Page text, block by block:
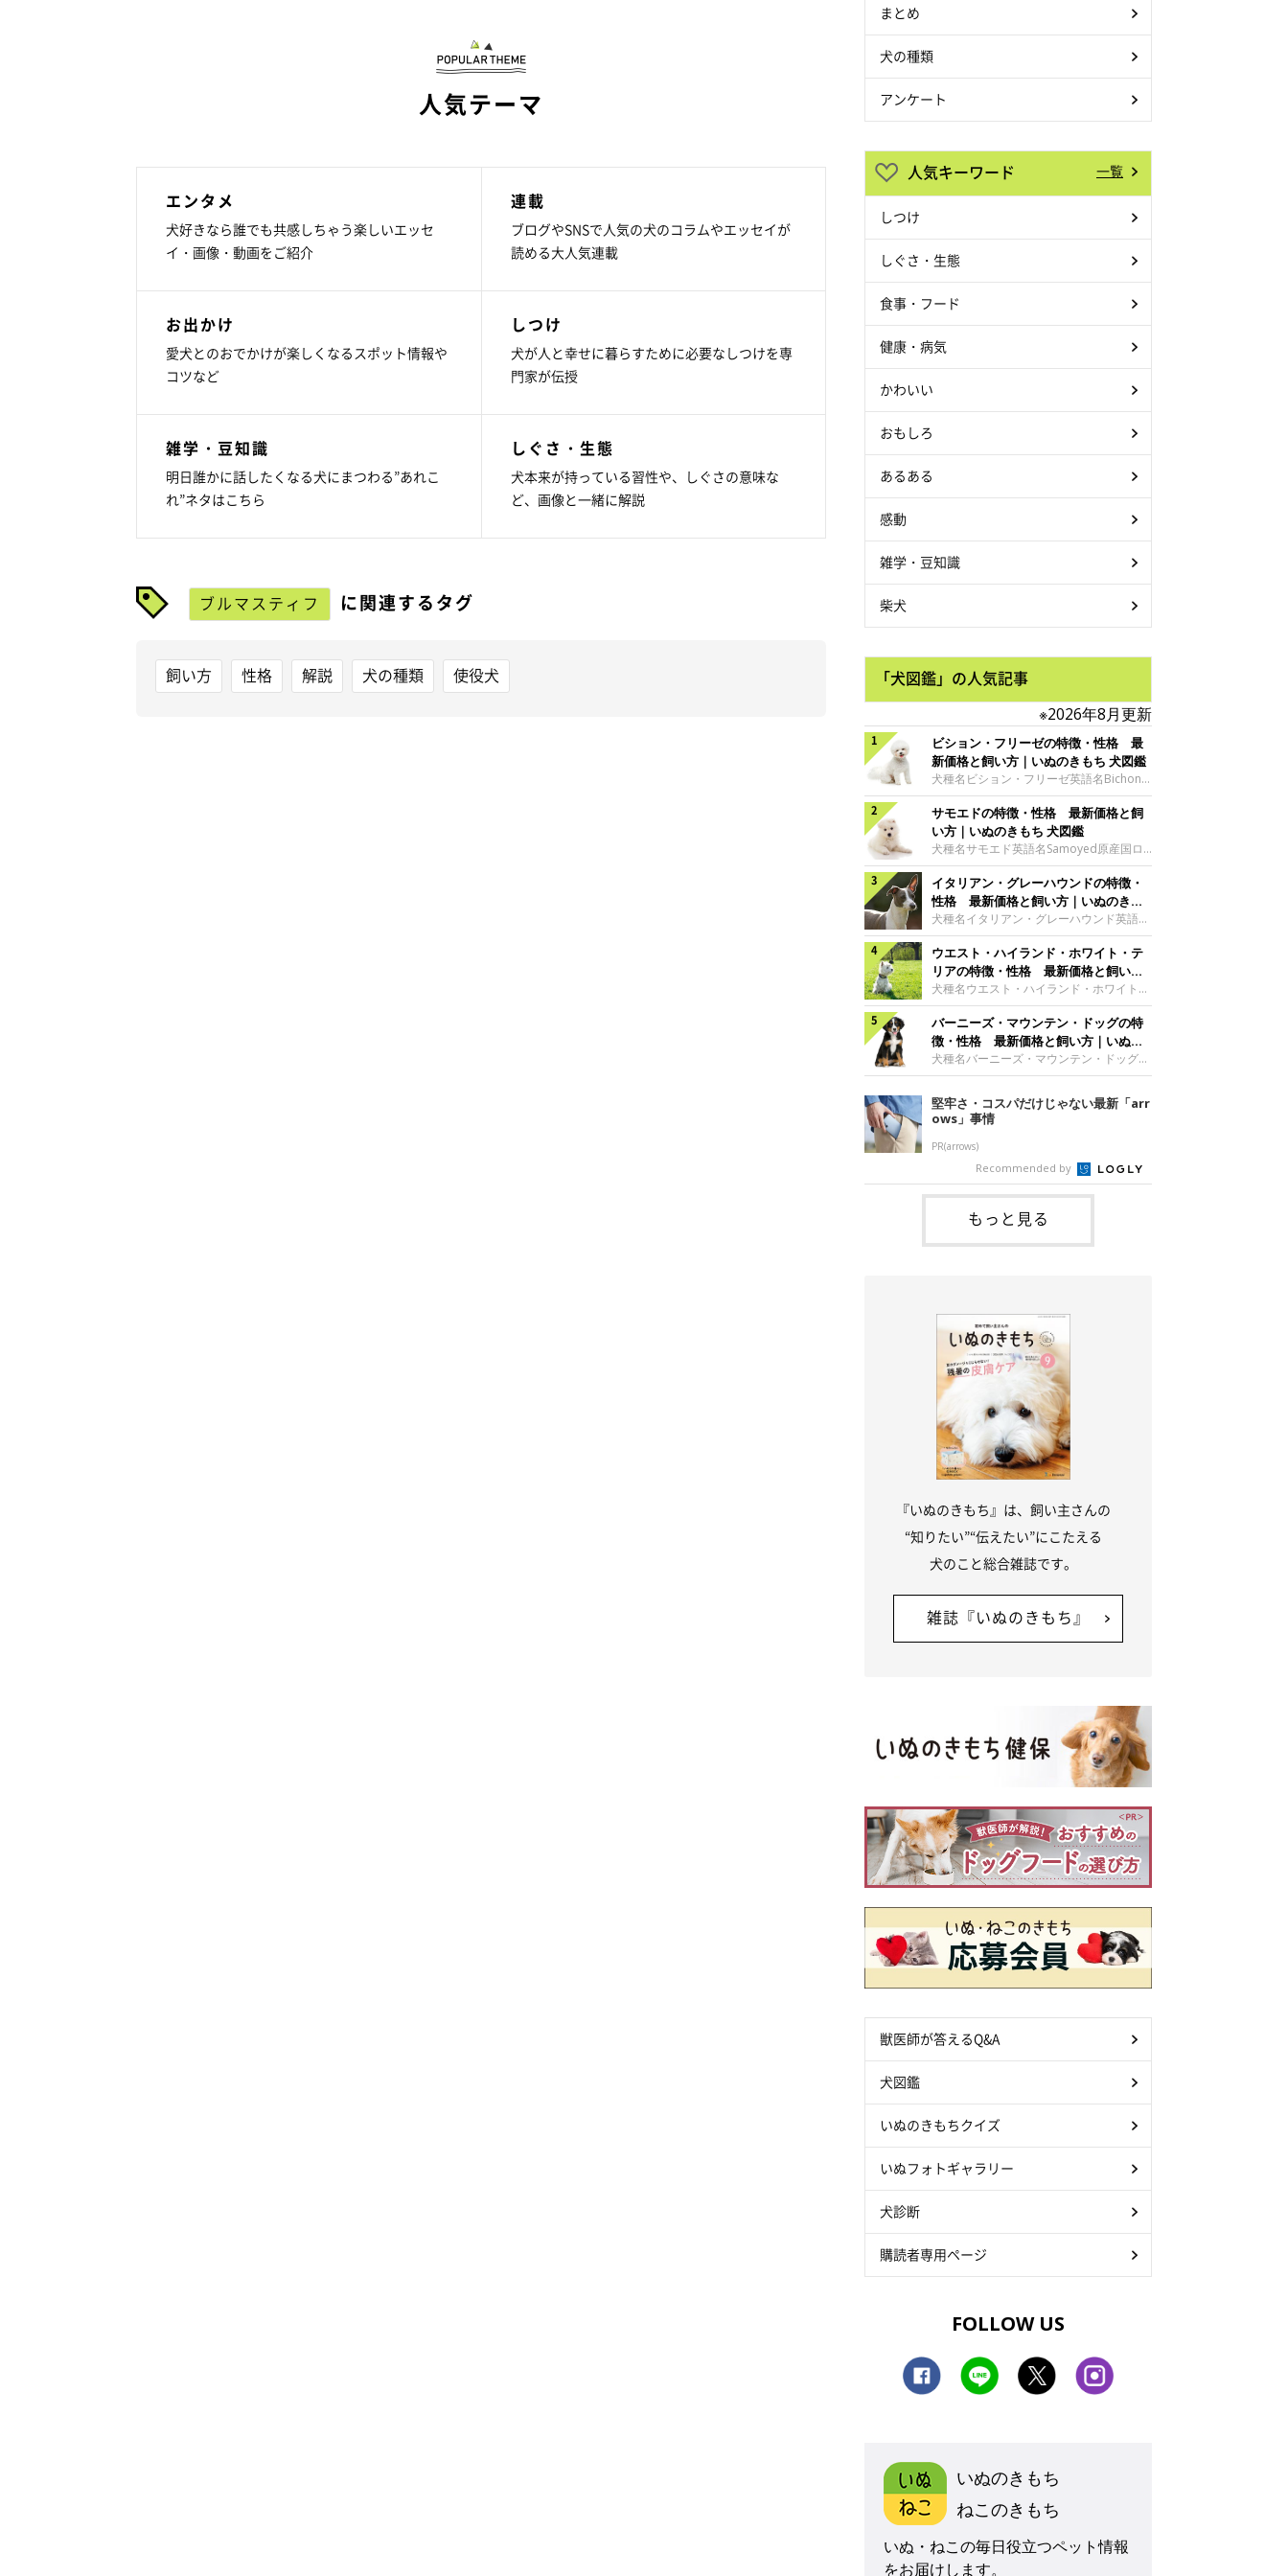
人気テーマ
エンタメ
犬好きなら誰でも共感しちゃう楽しいエッセ
イ・画像・動画をご紹介
連載
ブログやSNSで人気の犬のコラムやエッセイが
読める大人気連載
お出かけ
愛犬とのおでかけが楽しくなるスポット情報や
コツなど
しつけ
犬が人と幸せに暮らすために必要なしつけを専
門家が伝授
雑学・豆知識
明日誰かに話したくなる犬にまつわる”あれこ
れ”ネタはこちら
しぐさ・生態
犬本来が持っている習性や、しぐさの意味な
ど、画像と一緒に解説
ブルマスティフ に関連するタグ
飼い方 性格 解説 犬の種類 使役犬
まとめ
犬の種類
アンケート
人気キーワード 一覧
しつけ
しぐさ・生態
食事・フード
健康・病気
かわいい
おもしろ
あるある
感動
雑学・豆知識
柴犬
「犬図鑑」の人気記事
※2026年8月更新
ビション・フリーゼの特徴・性格 最
新価格と飼い方｜いぬのきもち 犬図鑑
犬種名ビション・フリーゼ英語名Bichon
Frise原産国フランス、ベルギーサイズ小
型犬グループ愛玩犬 ビション・フリーゼ
の魅力ビジョン・フリーゼの特徴といえ
ば、なんといっても綿毛のようにふわふわ
した純白の被毛。ビション・フリーゼのト
レードマークともいえる、綿アメのような
丸いカットスタイルは、アメリカ人のトリ
マーが考案したもので、「パウダー・パ
フ」と呼ばれます。真っ白な毛色にパッチ
リとくるくる動く大きな瞳と、黒々とした
鼻、短めのマズルが豊かな表情をつくって
います。※参考／『日本と世界の犬のカタ
ログ』（
サモエドの特徴・性格 最新価格と飼
い方｜いぬのきもち 犬図鑑
犬種名サモエド英語名Samoyed原産国ロ
シアサイズ大型犬グループ原始的な犬・ス
ピッツ サモエドの魅力雪のように白いふ
わふわした外見が愛らしくてユニークなサ
モエド。何世紀にも渡って遊牧民とともに
移動し、トナカイの群れの管理などをして
いたこともあって、人と友好的な関係を築
ける犬種です。日本スピッツの大型版のよ
うだからか、日本でも親しみを持たれやす
く、とくに独特の笑顔が特徴で、「サモエ
ド・スマイル」で飼い主さんを癒してくれ
る優しい犬です。※参考／『日本と世界の
犬のカタログ』（成美堂出版）性格サモエ
ドの性格は
イタリアン・グレーハウンドの特徴・
性格 最新価格と飼い方｜いぬのきも
ち 犬図鑑
犬種名イタリアン・グレーハウンド英語名
Italian Greyhound原産国イタリアサイズ
小型犬グループ視覚ハウンド イタリア
ン・グレーハウンドの魅力ルネッサンス期
の王侯貴族に愛されただけあって、気品あ
ふれる優雅なスタイルが魅力です。おっと
りしていて気立てのよさも愛される理由の
ひとつでしょう。骨が細いので、骨折には
注意が必要です。脚にかかる負担につい
て、家庭でしっかりケアしてあげれば、優
はずです。 ※参考／『日本と世界の犬のカ
タログ』（成美堂出版）性格ウィペットな
ウエスト・ハイランド・ホワイト・テ
リアの特徴・性格 最新価格と飼い方
｜いぬのきもち 犬図鑑
犬種名ウエスト・ハイランド・ホワイト・
テリア英語名West Highland White
Terrier原産国イギリスサイズ小型犬グル
ープテリアウエスト・ハイランド・ホワイ
ト・テリアの魅力くりっとした瞳にニンジ
ンのような形の尻尾、愛きょうのあるしぐ
さ……成犬になっても子犬のようなあどけ
ない姿がキュートな印象です。元猟犬とし
て、小さいながらも力強く筋肉質な体つき
で、スタミナも旺盛。とても活発に動き回
る陽気なテリアの代表格です。※参考／
『日本と世界の犬のカタログ』（成美堂出
版）性格スコットランド原産のテリア
バーニーズ・マウンテン・ドッグの特
徴・性格 最新価格と飼い方｜いぬの
きもち 犬図鑑
犬種名バーニーズ・マウンテン・ドッグ英
語名Bernese Mountain Dog原産国スイス
サイズ大型犬グループ使役犬 バーニー
ズ・マウンテン・ドッグの魅力温和で飼い
主に従順、甘えることが大好きな、人なつ
こい犬が多いです。体が大きいわりに活発
で、よく動きます。とくに青年期は、大変
活発で、遊んだり、走り回ったりします。
祖先は山岳地帯を動き回っていたため、と
てもタフ。食欲も旺盛でよく食べますの
で、肥満と運度不足防止のためにもかなり
の運動量が必要になります。アウトドアで
堅牢さ・コスパだけじゃない最新「arr
ows」事情
PR(arrows)
Recommended by
もっと見る
『いぬのきもち』は、飼い主さんの
“知りたい”“伝えたい”にこたえる
犬のこと総合雑誌です。
雑誌『いぬのきもち』
獣医師が答えるQ&A
犬図鑑
いぬのきもちクイズ
いぬフォトギャラリー
犬診断
購読者専用ページ
FOLLOW US
いぬのきもち
ねこのきもち
いぬ・ねこの毎日役立つペット情報
をお届けします。